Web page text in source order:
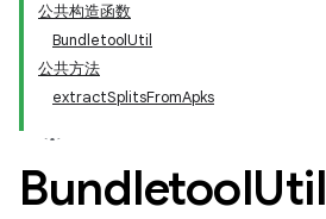
公共构造函数
BundletoolUtil
公共方法
extractSplitsFromApks
BundletoolUtil